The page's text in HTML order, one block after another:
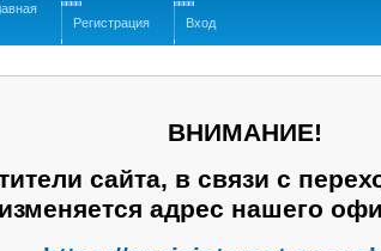
Регистрация
Вход
ВНИМАНИЕ!
сайта, в связи с
адрес нашего